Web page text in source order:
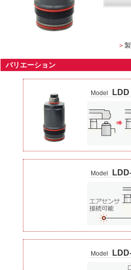
＞
バリエーション
Model LDD
Model
Model